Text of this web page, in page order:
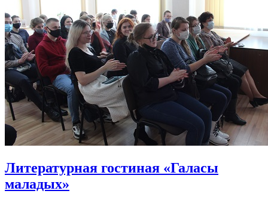
Литературная гостиная «Галасы
маладых»